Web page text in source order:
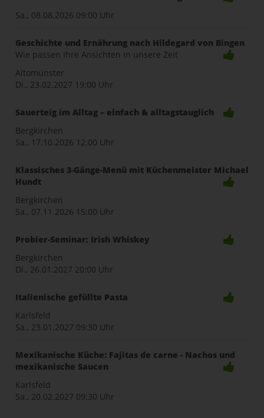
Sa., 08.08.2026 09:00 Uhr
Geschichte und Ernährung nach Hildegard von Bingen
Wie passen Ihre Ansichten in unsere Zeit
Altomünster
Di., 23.02.2027 19:00 Uhr
Sauerteig im Alltag – einfach & alltagstauglich
Bergkirchen
Sa., 17.10.2026 12:00 Uhr
Klassisches 3-Gänge-Menü mit Küchenmeister Michael
Hundt
Bergkirchen
Sa., 07.11.2026 15:00 Uhr
Probier-Seminar: Irish Whiskey
Bergkirchen
Di., 26.01.2027 20:00 Uhr
Italienische gefüllte Pasta
Karlsfeld
Sa., 23.01.2027 09:30 Uhr
Mexikanische Küche: Fajitas de carne - Nachos und
mexikanische Saucen
Karlsfeld
Sa., 20.02.2027 09:30 Uhr